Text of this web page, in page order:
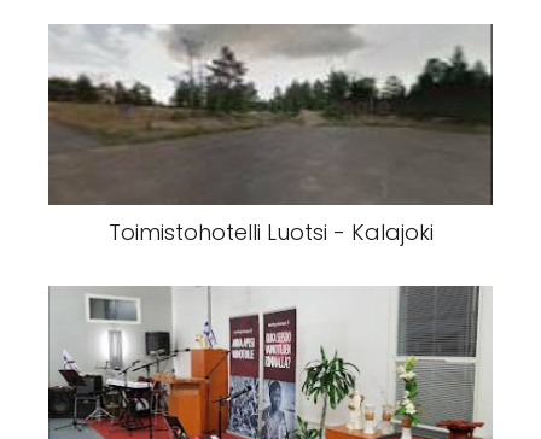
Toimistohotelli Luotsi - Kalajoki